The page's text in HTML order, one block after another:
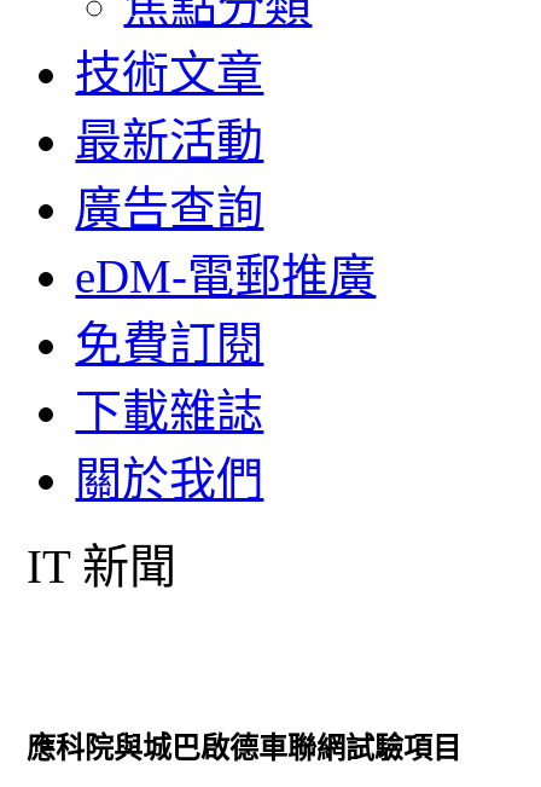
技術文章
最新活動
廣告查詢
eDM-電郵推廣
免費訂閱
下載雜誌
關於我們
IT 新聞
應科院與城巴啟德車聯網試驗項目